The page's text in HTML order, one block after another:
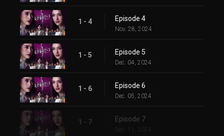
1 - 4 Episode 4
Nov. 28, 2024
1 - 5 Episode 5
Dec. 04, 2024
1 - 6 Episode 6
Dec. 05, 2024
1 - 7 Episode 7
Dec. 11, 2024